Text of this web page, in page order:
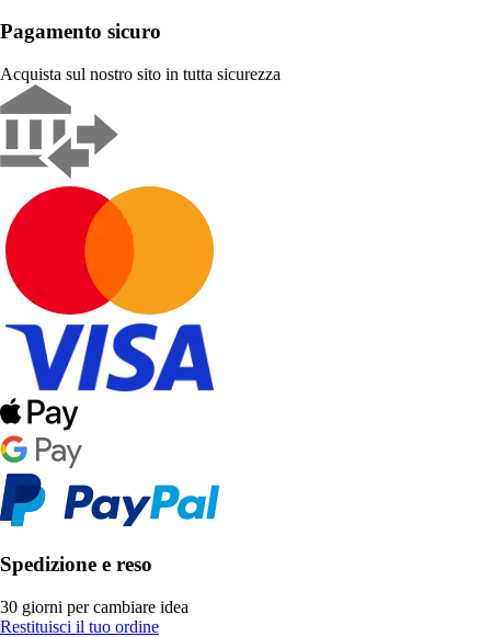
Pagamento sicuro
Acquista sul nostro sito in tutta sicurezza
Spedizione e reso
30 giorni per cambiare idea
Restituisci il tuo ordine